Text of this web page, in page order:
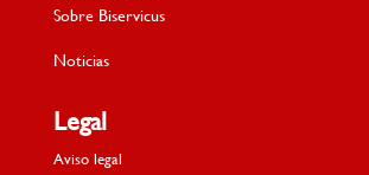
Nosotros
Sobre Biservicus
Legal